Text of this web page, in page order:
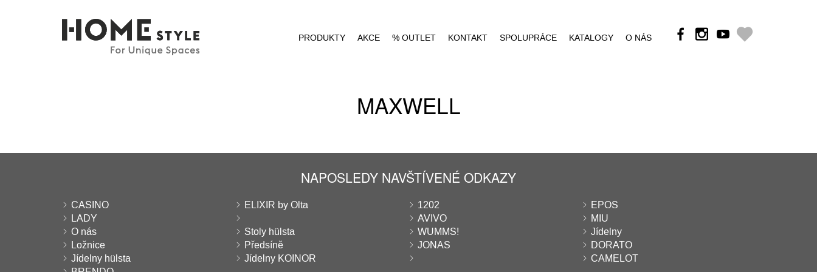
PRODUKTY AKCE % OUTLET KONTAKT SPOLUPRÁCE KATALOGY O NÁS
MAXWELL
NAPOSLEDY NAVŠTÍVENÉ ODKAZY
CASINO ELIXIR by Olta 1202
EPOS
LADY
AVIVO
MIU
O nás
Stoly hülsta WUMMS!
Jídelny
Ložnice
Předsíně JONAS
DORATO
Jídelny hülsta
Jídelny KOINOR
CAMELOT